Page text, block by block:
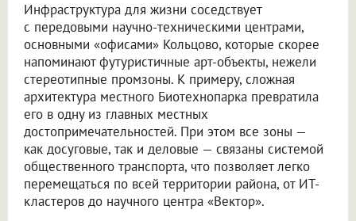
Инфраструктура для жизни соседствует
с передовыми научно-техническими центрами,
основными «офисами» Кольцово, которые скорее
напоминают футуристичные арт-объекты, нежели
стереотипные промзоны. К примеру, сложная
архитектура местного Биотехнопарка превратила
его в одну из главных местных
достопримечательностей. При этом все зоны —
как досуговые, так и деловые — связаны системой
общественного транспорта, что позволяет легко
перемещаться по всей территории района, от ИТ-
кластеров до научного центра «Вектор».